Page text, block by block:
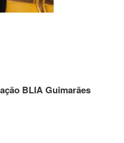
BLIA Guimarães